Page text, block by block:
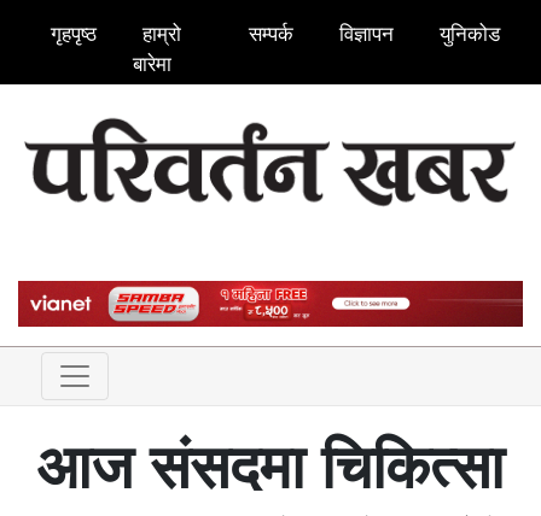
गृहपृष्ठ
हाम्रो
बारेमा
सम्पर्क विज्ञापन युनिकोड
आज संसदमा चिकित्सा